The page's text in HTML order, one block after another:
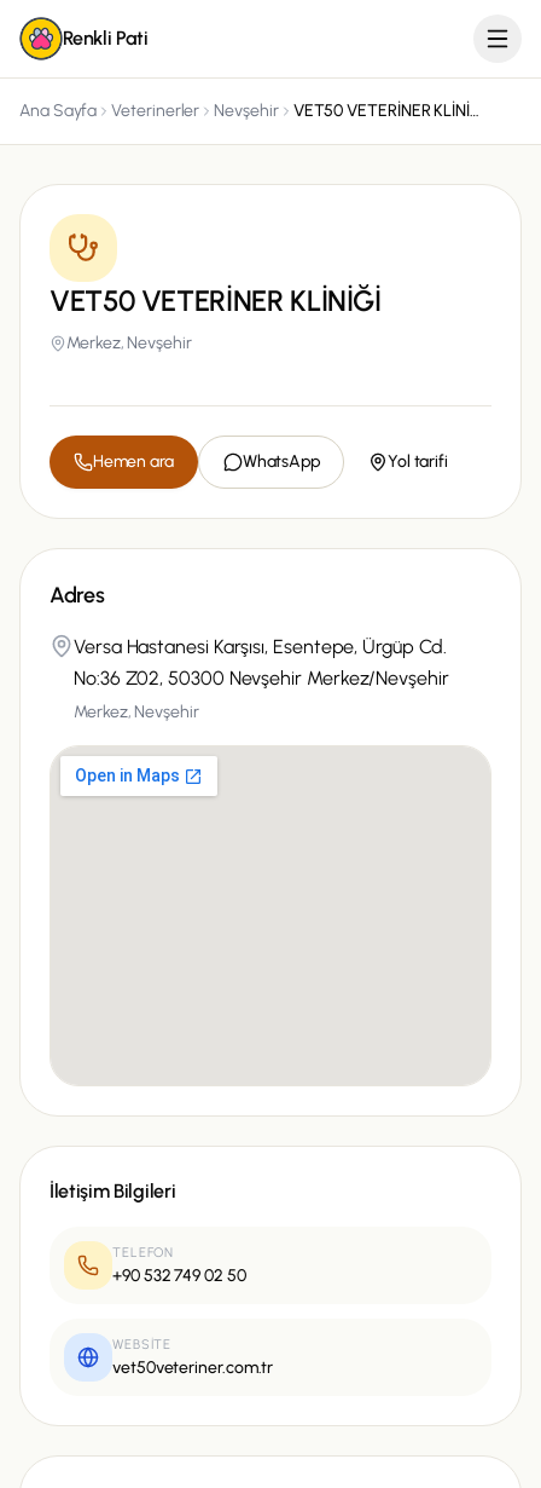
Renkli Pati
Ana Sayfa Veterinerler Nevşehir VET50 VETERİNER KLİNİĞİ
VET50 VETERİNER KLİNİĞİ
Merkez, Nevşehir
Hemen ara WhatsApp Yol tarifi
Adres
Versa Hastanesi Karşısı, Esentepe, Ürgüp Cd.
No:36 Z02, 50300 Nevşehir Merkez/Nevşehir
Merkez, Nevşehir
İletişim Bilgileri
TELEFON
+90 532 749 02 50
WEBSITE
vet50veteriner.com.tr